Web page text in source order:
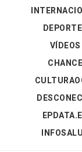
VÍDEOS
CHANCE